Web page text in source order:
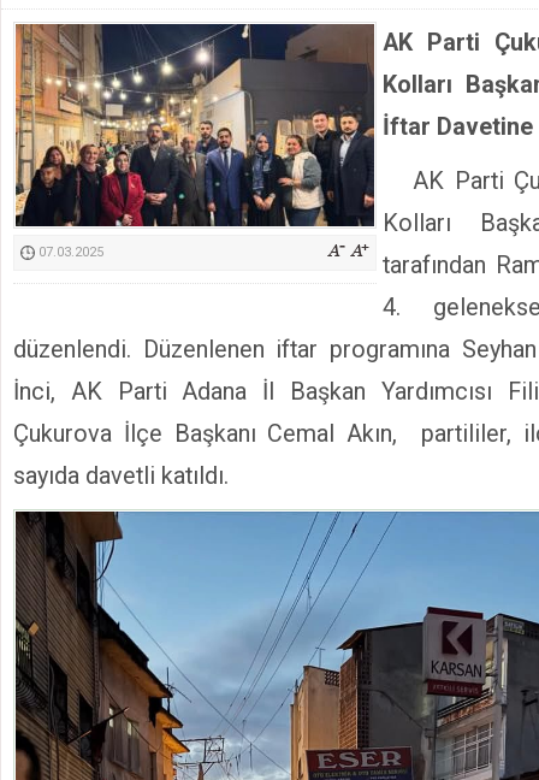
BÖLGEMİZ ÇUKUROVA’DA 2019 YILI PAMUK
İyi Parti Yüreğir İlçe Başkanı Enis Akyürek
Kimyasallardan Koruma Derneği Başkanı Cennet Çelik
07.03.2025
AK Parti
Kolları
İftar Davetine
AK Parti
Kolları
tarafından
4.
düzenlendi. Düzenlenen iftar programına
İnci, AK Parti Adana İl Başkan Yardımcısı
Çukurova İlçe Başkanı Cemal Akın, partililer,
sayıda davetli katıldı.